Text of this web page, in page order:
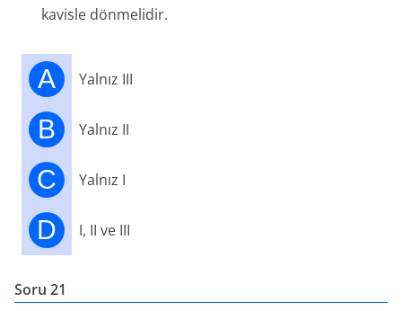
kavisle dönmelidir.
A Yalnız III
B Yalnız II
C Yalnız I
D I, II ve III
Soru 21